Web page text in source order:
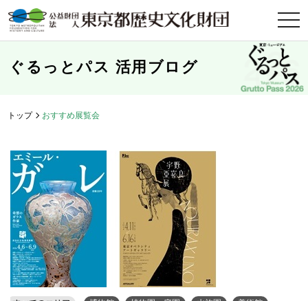
t
o
l
e
n
a
ぐるっとパス 活用ブログ
トップ おすすめ展覧会